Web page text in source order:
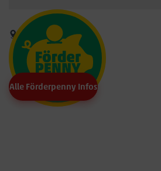
Alle Förderpenny Infos